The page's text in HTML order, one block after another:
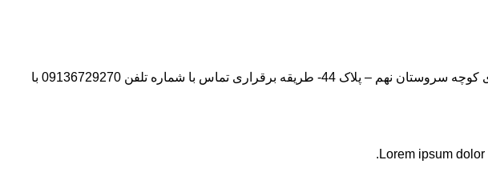
آدرس شرکت:استان تهران- شهر پیشوا- روبروی درب دانشگاه آزاد واحد ورامین – پیشوا – خیابان سروستان- انتهای کوچه سروستان نهم – پلاک 44- طریقه برقراری تماس با شماره تلفن 09136729270 با
Lorem ipsum